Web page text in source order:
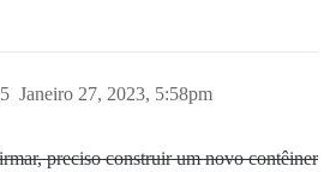
Janeiro 27, 2023, 5:58pm
5
preciso construir um novo contêiner